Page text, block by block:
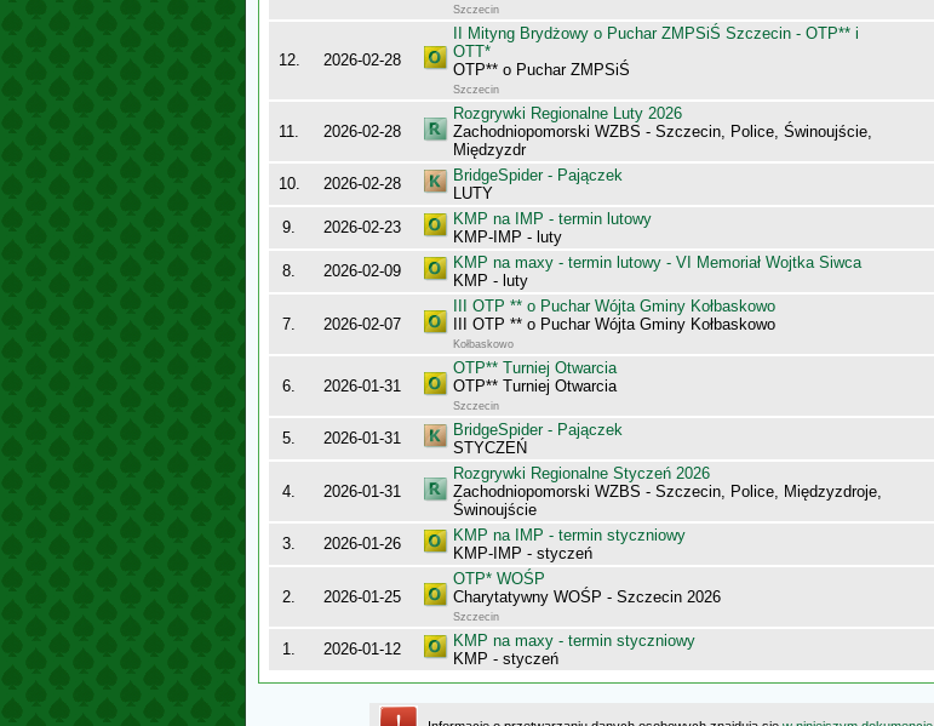
Szczecin
12. 2026-02-28
II Mityng Brydżowy o Puchar ZMPSiŚ Szczecin - OTP** i
OTT*
OTP** o Puchar ZMPSiŚ
Szczecin
11. 2026-02-28
Rozgrywki Regionalne Luty 2026
Zachodniopomorski WZBS - Szczecin, Police, Świnoujście,
Międzyzdr
10. 2026-02-28
BridgeSpider - Pajączek
LUTY
9. 2026-02-23
KMP na IMP - termin lutowy
KMP-IMP - luty
8. 2026-02-09
KMP na maxy - termin lutowy - VI Memoriał Wojtka Siwca
KMP - luty
7. 2026-02-07
III OTP ** o Puchar Wójta Gminy Kołbaskowo
III OTP ** o Puchar Wójta Gminy Kołbaskowo
Kołbaskowo
6. 2026-01-31
OTP** Turniej Otwarcia
OTP** Turniej Otwarcia
Szczecin
5. 2026-01-31
BridgeSpider - Pajączek
STYCZEŃ
4. 2026-01-31
Rozgrywki Regionalne Styczeń 2026
Zachodniopomorski WZBS - Szczecin, Police, Międzyzdroje,
Świnoujście
3. 2026-01-26
KMP na IMP - termin styczniowy
KMP-IMP - styczeń
2. 2026-01-25
OTP* WOŚP
Charytatywny WOŚP - Szczecin 2026
Szczecin
1. 2026-01-12
KMP na maxy - termin styczniowy
KMP - styczeń